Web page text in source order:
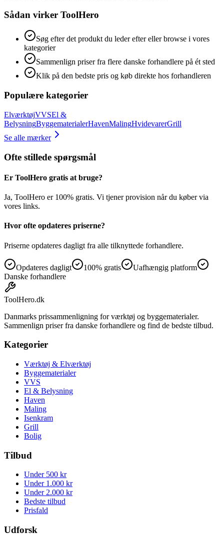
Sådan virker ToolHero
Søg efter det produkt du leder efter eller browse i vores
kategorier
Sammenlign priser fra flere danske forhandlere på ét sted
Klik på den bedste pris og køb direkte hos forhandleren
Populære kategorier
ElværktøjVVSEl &
BelysningByggematerialerHavenMalingHvidevarerGrill
Se alle mærker
Ofte stillede spørgsmål
Er ToolHero gratis at bruge?
Ja, ToolHero er 100% gratis. Vi tjener provision når du køber via
vores links.
Hvor ofte opdateres priserne?
Priserne opdateres dagligt fra alle tilknyttede forhandlere.
Opdateres dagligt 100% gratis
Uafhængig platform
Danske forhandlere
ToolHero.dk
Danmarks prissammenligning for værktøj og byggematerialer.
Sammenlign priser fra danske forhandlere og find de bedste tilbud.
Kategorier
Værktøj & Elværktøj
Byggematerialer
VVS
El & Belysning
Haven
Maling
Isenkram
Grill
Bolig
Tilbud
Under 500 kr
Under 1.000 kr
Under 2.000 kr
Bedste tilbud
Prisfald
Udforsk